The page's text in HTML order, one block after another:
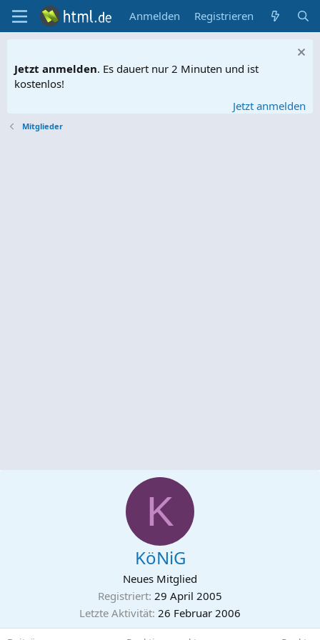
Anmelden Registrieren
Jetzt anmelden. Es dauert nur 2 Minuten und ist
kostenlos!
Jetzt anmelden
Mitglieder
K
KöNiG
Neues Mitglied
Registriert 29 April 2005
Letzte Aktivität 26 Februar 2006